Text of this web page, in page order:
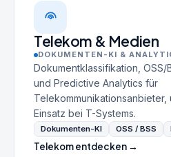
Telekom & Medien
DOKUMENTEN-KI &
Dokumentklassifikation, OSS/
und Predictive Analytics für
Telekommunikationsanbieter,
Einsatz bei T-Systems.
Dokumenten-KI OSS / BSS
Telekom entdecken →